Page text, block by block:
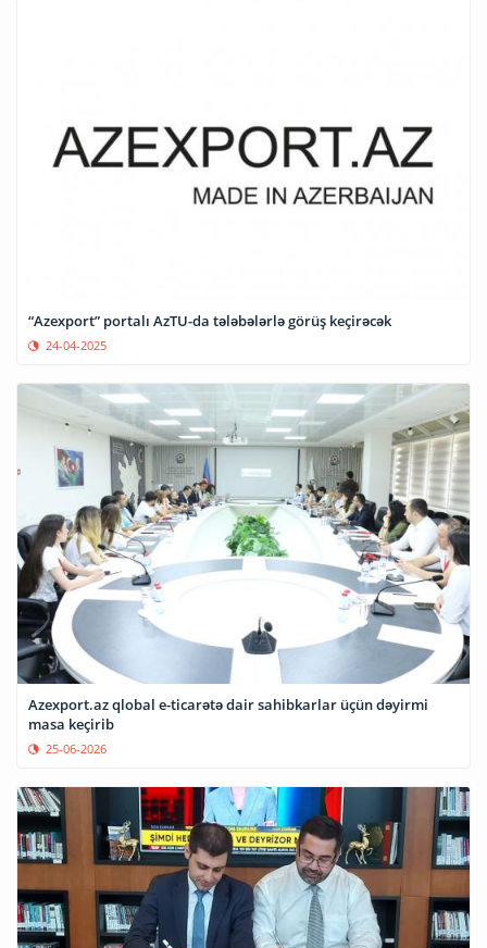
“Azexport” portalı AzTU-da tələbələrlə görüş keçirəcək
24-04-2025
Azexport.az qlobal e-ticarətə dair sahibkarlar üçün dəyirmi
masa keçirib
25-06-2026